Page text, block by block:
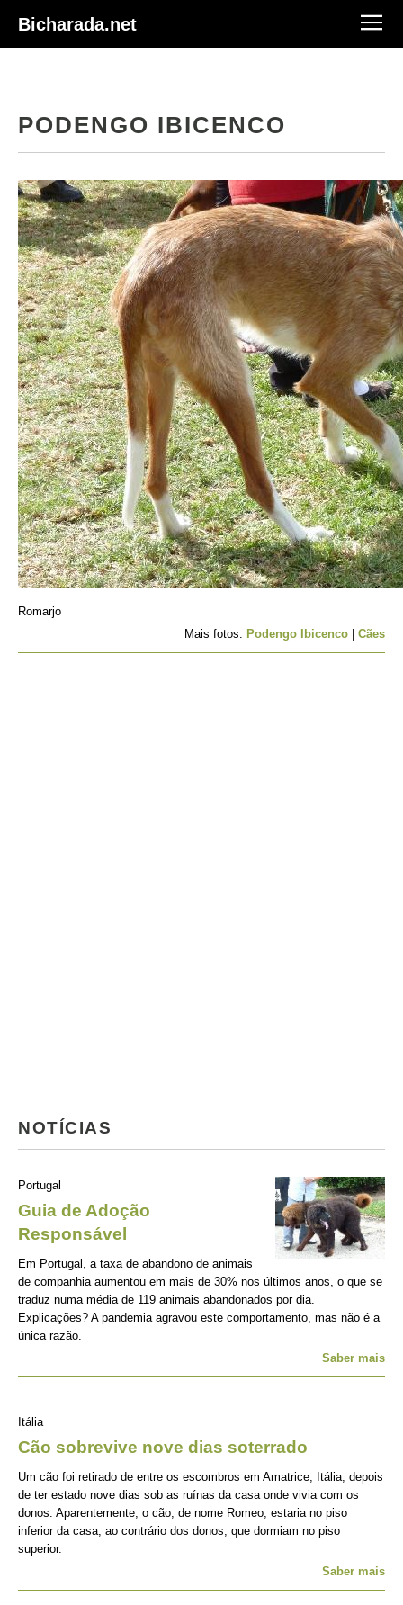
Bicharada.net
PODENGO IBICENCO
Romarjo
Mais fotos: Podengo Ibicenco Cães
NOTÍCIAS
Portugal
Guia de Adoção
Responsável
Em Portugal, a taxa de abandono de animais
de companhia aumentou em mais de 30% nos últimos anos, o que se
traduz numa média de 119 animais abandonados por dia.
Explicações? A pandemia agravou este comportamento, mas não é a
única razão.
Saber mais
Itália
Cão sobrevive nove dias soterrado
Um cão foi retirado de entre os escombros em Amatrice, Itália, depois
de ter estado nove dias sob as ruínas da casa onde vivia com os
donos. Aparentemente, o cão, de nome Romeo, estaria no piso
inferior da casa, ao contrário dos donos, que dormiam no piso
superior.
Saber mais